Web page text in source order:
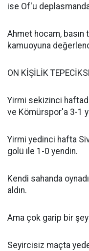
ise Of'u
Ahmet hocam, basın
kamuoyuna
ON KİŞİLİK
Yirmi sekizinci
ve Kömürspor'a 3-1
Yirmi yedinci hafta
golü ile 1-0 yendin.
Kendi sahanda
aldın.
Ama çok garip bir
Seyircisiz maçta